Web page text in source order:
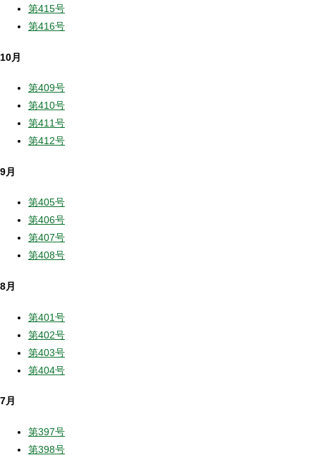
第415号
第416号
10月
第409号
第410号
第411号
第412号
9月
第405号
第406号
第407号
第408号
8月
第401号
第402号
第403号
第404号
7月
第397号
第398号